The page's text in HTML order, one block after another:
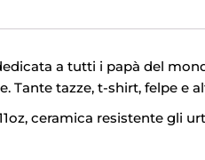
a tutti i papà del
Tante tazze, t-shirt, felpe e
ceramica resistente gli